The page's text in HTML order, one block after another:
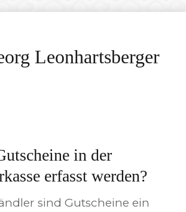
Leonhartsberger
in der
erfasst werden?
sind Gutscheine ein